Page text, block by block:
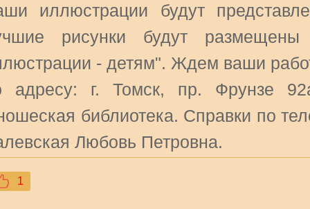
иллюстрации будут
рисунки будут
- детям". Ждем ваши
адресу: г. Томск, пр. Фрунзе
библиотека. Справки по
Любовь Петровна.
1